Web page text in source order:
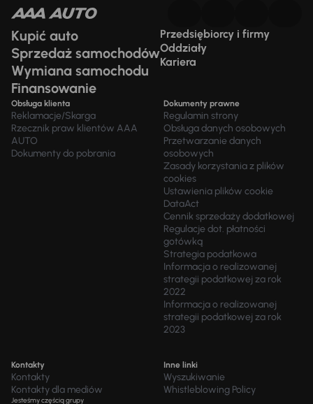
Kupić auto
Sprzedaż samochodów
Wymiana samochodu
Finansowanie
Przedsiębiorcy i firmy
Oddziały
Kariera
Obsługa klienta
Reklamacje/Skarga
Rzecznik praw klientów AAA
AUTO
Dokumenty do pobrania
Dokumenty prawne
Regulamin strony
Obsługa danych osobowych
Przetwarzanie danych
osobowych
Zasady korzystania z plików
cookies
Ustawienia plików cookie
DataAct
Cennik sprzedaży dodatkowej
Regulacje dot. płatności
gotówką
Strategia podatkowa
Informacja o realizowanej
strategii podatkowej za rok
2022
Informacja o realizowanej
strategii podatkowej za rok
2023
Kontakty
Kontakty
Kontakty dla mediów
Inne linki
Wyszukiwanie
Whistleblowing Policy
Jesteśmy częścią grupy